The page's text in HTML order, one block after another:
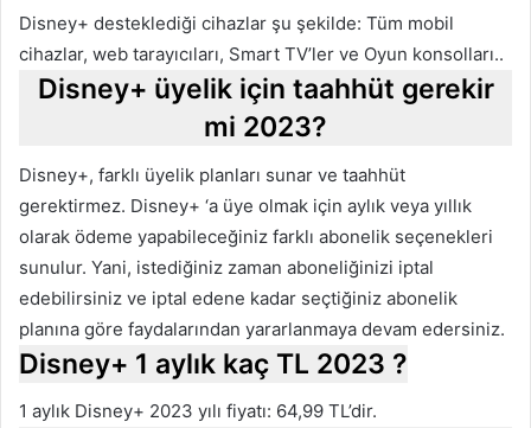
Disney+ desteklediği cihazlar şu şekilde: Tüm mobil
cihazlar, web tarayıcıları, Smart TV’ler ve Oyun konsolları..
Disney+ üyelik için taahhüt gerekir
mi 2023?
Disney+, farklı üyelik planları sunar ve taahhüt
gerektirmez. Disney+ ‘a üye olmak için aylık veya yıllık
olarak ödeme yapabileceğiniz farklı abonelik seçenekleri
sunulur. Yani, istediğiniz zaman aboneliğinizi iptal
edebilirsiniz ve iptal edene kadar seçtiğiniz abonelik
planına göre faydalarından yararlanmaya devam edersiniz.
Disney+ 1 aylık kaç TL 2023 ?
1 aylık Disney+ 2023 yılı fiyatı: 64,99 TL’dir.